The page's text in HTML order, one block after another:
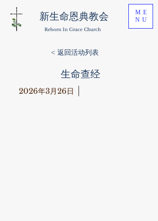
新生命恩典教会
Reborn In Grace Church
ME
NU
< 返回活动列表
生命查经
2026年3月26日